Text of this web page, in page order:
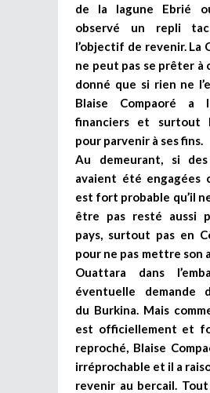
de la lagune Ebrié
observé un repli
l’objectif de revenir. La
ne peut pas se prêter à
donné que si rien ne
Blaise Compaoré a
financiers et surtout
pour parvenir à ses fins.
Au demeurant, si
avaient été engagées
est fort probable qu’il
être pas resté aussi
pays, surtout pas en
pour ne pas mettre son
Ouattara dans
éventuelle demande
du Burkina. Mais
est officiellement et
reproché, Blaise
irréprochable et il a
revenir au bercail. Tout